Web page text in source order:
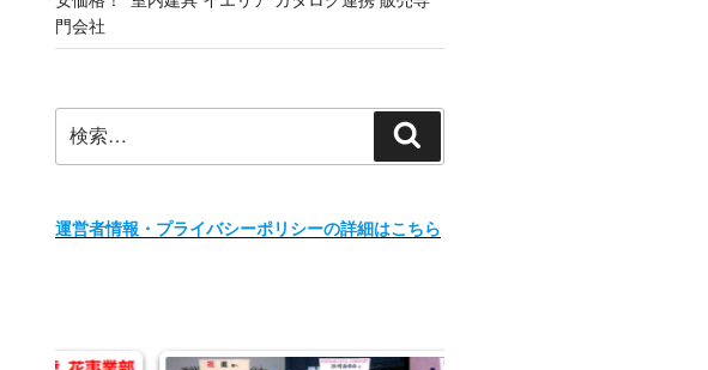
門会社
索:
索
運営者情報・プライバシーポリシーの詳細はこちら